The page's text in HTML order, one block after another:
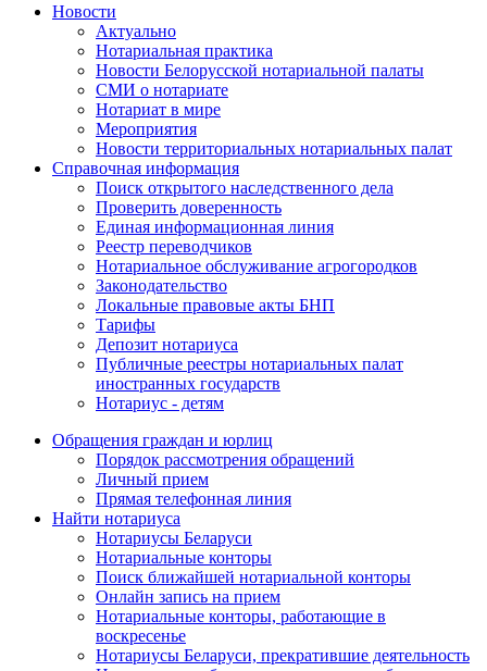
Новости
Актуально
Нотариальная практика
Новости Белорусской нотариальной палаты
СМИ о нотариате
Нотариат в мире
Мероприятия
Новости территориальных нотариальных палат
Справочная информация
Поиск открытого наследственного дела
Проверить доверенность
Единая информационная линия
Реестр переводчиков
Нотариальное обслуживание агрогородков
Законодательство
Локальные правовые акты БНП
Тарифы
Депозит нотариуса
Публичные реестры нотариальных палат
иностранных государств
Нотариус - детям
Обращения граждан и юрлиц
Порядок рассмотрения обращений
Личный прием
Прямая телефонная линия
Найти нотариуса
Нотариусы Беларуси
Нотариальные конторы
Поиск ближайшей нотариальной конторы
Онлайн запись на прием
Нотариальные конторы, работающие в
воскресенье
Нотариусы Беларуси, прекратившие деятельность